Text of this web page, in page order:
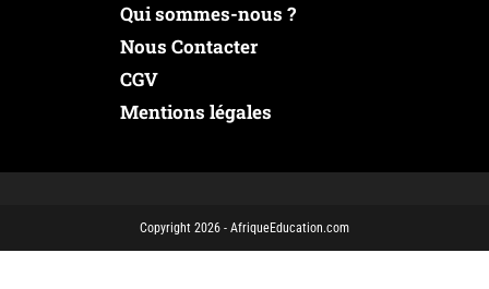
Qui sommes-nous ?
Nous Contacter
CGV
Mentions légales
Copyright 2026 - AfriqueEducation.com